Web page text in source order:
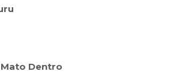
Mato Dentro